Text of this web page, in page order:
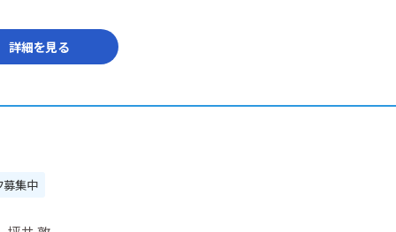
詳細を見る
募集中